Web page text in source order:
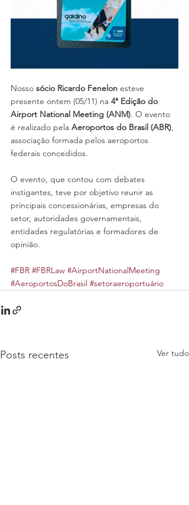
Nosso sócio Ricardo Fenelon esteve
presente ontem (05/11) na 4ª Edição do
Airport National Meeting (ANM). O evento
é realizado pela Aeroportos do Brasil (ABR),
associação formada pelos aeroportos
federais concedidos.
O evento, que contou com debates
instigantes, teve por objetivo reunir as
principais concessionárias, empresas do
setor, autoridades governamentais,
entidades regulatórias e formadores de
opinião.
#FBR #FBRLaw #AirportNationalMeeting
#AeroportosDoBrasil #setoraeroportuário
Posts recentes Ver tudo